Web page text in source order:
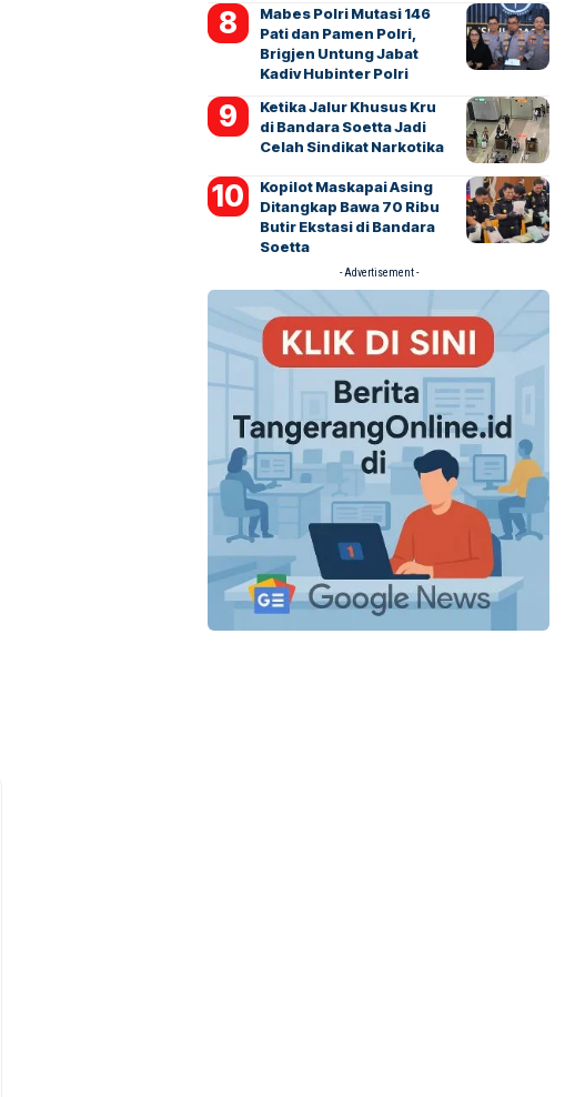
Mabes Polri Mutasi 146
Pati dan Pamen Polri,
Brigjen Untung Jabat
Kadiv Hubinter Polri
Ketika Jalur Khusus Kru
di Bandara Soetta Jadi
Celah Sindikat Narkotika
Kopilot Maskapai Asing
Ditangkap Bawa 70 Ribu
Butir Ekstasi di Bandara
Soetta
- Advertisement -